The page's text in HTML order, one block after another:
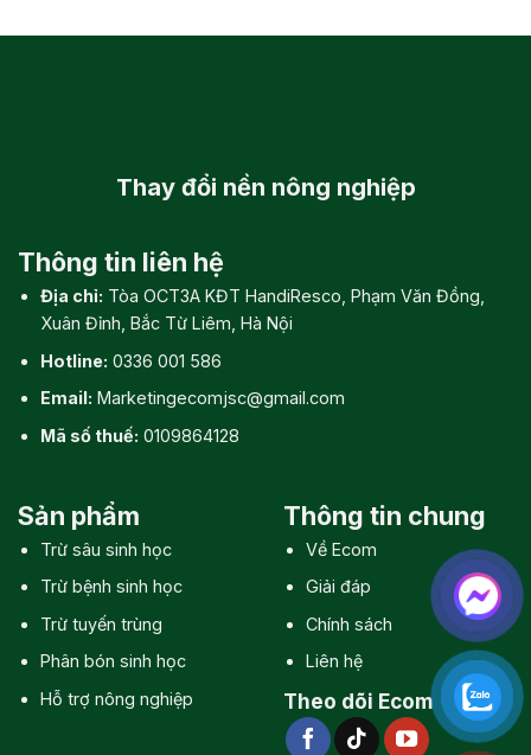
Thay đổi nền nông nghiệp
Thông tin liên hệ
Địa chỉ: Tòa OCT3A KĐT HandiResco, Phạm Văn Đồng,
Xuân Đỉnh, Bắc Từ Liêm, Hà Nội
Hotline: 0336 001 586
Email: Marketingecomjsc@gmail.com
Mã số thuế: 0109864128
Sản phẩm
Trừ sâu sinh học
Trừ bệnh sinh học
Trừ tuyến trùng
Phân bón sinh học
Hỗ trợ nông nghiệp
Thông tin chung
Về Ecom
Giải đáp
Chính sách
Liên hệ
Theo dõi Ecom